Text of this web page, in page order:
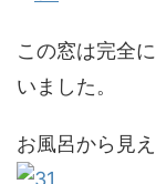
この窓は完全
いました。
お風呂から見